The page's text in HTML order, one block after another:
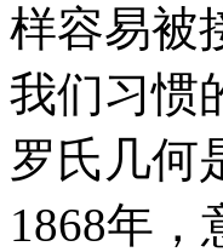
样容易被
我们习惯
罗氏几何
1868年，